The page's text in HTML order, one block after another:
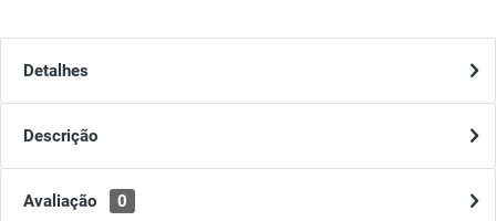
Detalhes
Descrição
Avaliação 0